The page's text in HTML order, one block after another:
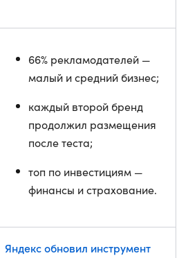
66% рекламодателей —
малый и средний бизнес;
каждый второй бренд
продолжил размещения
после теста;
топ по инвестициям —
финансы и страхование.
Яндекс обновил инструмент